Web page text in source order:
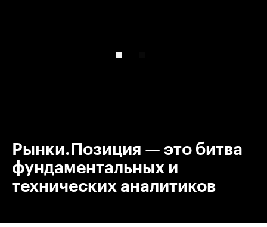
Рынки.Позиция — это битва
фундаментальных и
технических аналитиков